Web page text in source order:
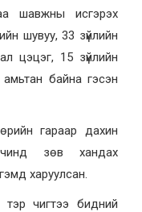
шавжны исгэрэх
шувуу, 33 зүйлийн
цэцэг, 15 зүйлийн
байна гэсэн
гараар дахин
зөв хандах
харуулсан.
чигтээ бидний